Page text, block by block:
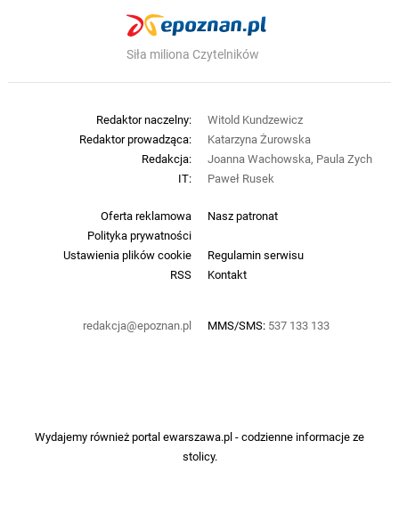
Siła miliona Czytelników
Oferta reklamowa
Nasz patronat
Polityka prywatności
Ustawienia plików cookie
Regulamin serwisu
RSS
Kontakt
redakcja@epoznan.pl MMS/SMS: 537 133 133
Redaktor naczelny:
Witold Kundzewicz
Redaktor prowadząca:
Katarzyna Żurowska
Redakcja:
Joanna Wachowska, Paula Zych
IT:
Paweł Rusek
Wydajemy również portalewarszawa.pl- codzienne informacje ze
stolicy.